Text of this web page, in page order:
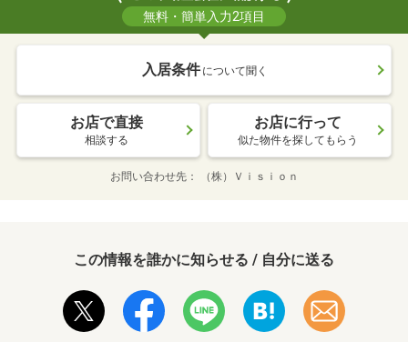
無料・簡単入力2項目
入居条件 について聞く
お店で直接
相談する
お店に行って
似た物件を探してもらう
お問い合わせ先 （株）Ｖｉｓｉｏｎ
この情報を誰かに知らせる / 自分に送る